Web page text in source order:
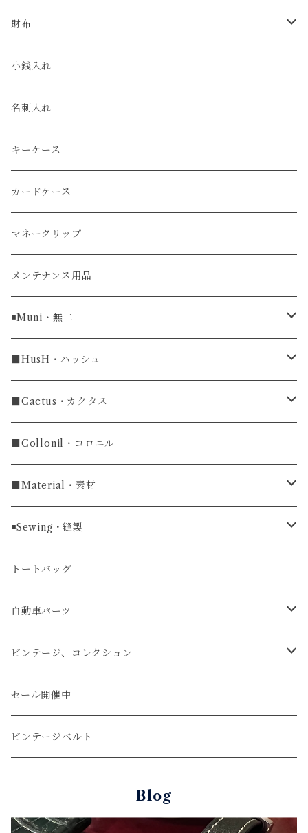
クロコダイル
エコレザー
エレファント
アリゲーター
リザード
ガルーシャ（エイ）
牛革
ラグ幅16mm
ラグ幅18mm
ラグ幅19mm
ラグ幅20mm
ラグ幅22mm
ラグ幅24mm
ユリスナルダン / ULYSSE NARDIN
セイコー / SEIKO
ルミノックス / LUMINOX
エルメス / HERMES
カルティエ / Cartier
財布
コンパクト
長財布
小銭入れ
名刺入れ
キーケース
カードケース
マネークリップ
メンテナンス用品
◾️Muni・無二
長財布
長財布
ラウンドファスナー長財布
名刺入れ
小銭入れ
キーケース
時計ベルト
マネークリップ
腕時計
■HusH・ハッシュ
ラウンドファスナー
カードケース
マウスパッド
コインケース
キーホルダー
キーケース
■Cactus・カクタス
コインケース
キーホルダー
ライターケース
レザーウォッチ
文字盤Mサイズ（φ33mm）
文字盤Sサイズ（φ26mm）
レザーウォレット
ロング
ショート
タバコケース
カードケース
ウォレットロープ
■Collonil・コロニル
■Material・素材
クロコダイル
パイソン
リザード
エレファント
ガルーシャ（エイ）
アリゲーター
コードバン
◾️Sewing・縫製
ハンドステッチ（手縫い）仕立て
ミシンステッチ仕立て
トートバッグ
自動車パーツ
ステアリング
シフトノブ
ビンテージ、コレクション
ウッドキーホルダー
ZIPPO/ジッポー・ライター
セール開催中
ビンテージベルト
Blog